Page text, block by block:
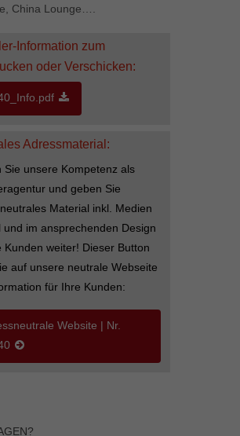
China Lounge….
Information zum
oder Verschicken:
Adressmaterial:
Sie unsere Kompetenz als
und geben Sie
Material inkl. Medien
und im ansprechenden Design
Kunden weiter! Dieser Button
auf unsere neutrale Webseite
für Ihre Kunden:
Website | Nr.
anzuzeigen. Sie tun dies, indem sie
Informationen anzeigen
(5)
und Social-Media-Plattformen werden
Wenn Cookies von externen Medien akzeptiert
Cookie-Informationen anzeigen
Datenschutzerklärung